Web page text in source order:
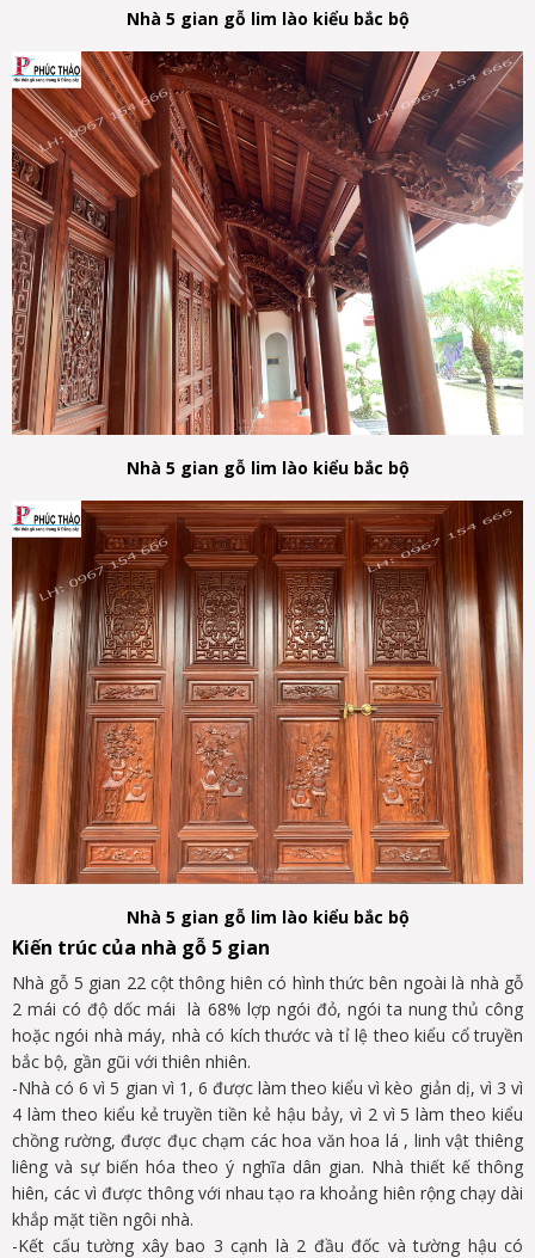
Nhà 5 gian gỗ lim lào kiểu bắc bộ
Nhà 5 gian gỗ lim lào kiểu bắc bộ
Nhà 5 gian gỗ lim lào kiểu bắc bộ
Kiến trúc của nhà gỗ 5 gian
Nhà gỗ 5 gian 22 cột thông hiên có hình thức bên ngoài là nhà gỗ
2 mái có độ dốc mái là 68% lợp ngói đỏ, ngói ta nung thủ công
hoặc ngói nhà máy, nhà có kích thước và tỉ lệ theo kiểu cổ truyền
bắc bộ, gần gũi với thiên nhiên.
-Nhà có 6 vì 5 gian vì 1, 6 được làm theo kiểu vì kèo giản dị, vì 3 vì
4 làm theo kiểu kẻ truyền tiền kẻ hậu bảy, vì 2 vì 5 làm theo kiểu
chồng rường, được đục chạm các hoa văn hoa lá , linh vật thiêng
liêng và sự biến hóa theo ý nghĩa dân gian. Nhà thiết kế thông
hiên, các vì được thông với nhau tạo ra khoảng hiên rộng chạy dài
khắp mặt tiền ngôi nhà.
-Kết cấu tường xây bao 3 cạnh là 2 đầu đốc và tường hậu có